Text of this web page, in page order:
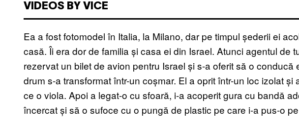
VIDEOS BY VICE
Ea a fost fotomodel în Italia, la Milano, dar pe timpul șederii ei
casă. Îi era dor de familia și casa ei din Israel. Atunci agentul de
rezervat un bilet de avion pentru Israel și s-a oferit să o conducă
drum s-a transformat într-un coșmar. El a oprit într-un loc izolat și
ce o viola. Apoi a legat-o cu sfoară, i-a acoperit gura cu bandă
încercat și să o sufoce cu o pungă de plastic pe care i-a pus-o